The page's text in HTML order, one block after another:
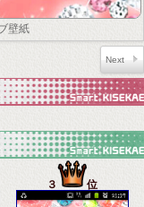
壁紙
３ 位